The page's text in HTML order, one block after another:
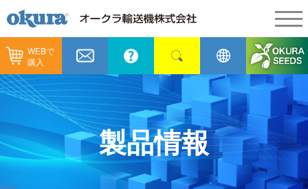
WEBで
購入
製品情報
製品情報
コンベヤ機器
コンベヤ機器を探す
納入事例
納入事例
全業種
メンテナンス
カタログ／CAD
製品情報